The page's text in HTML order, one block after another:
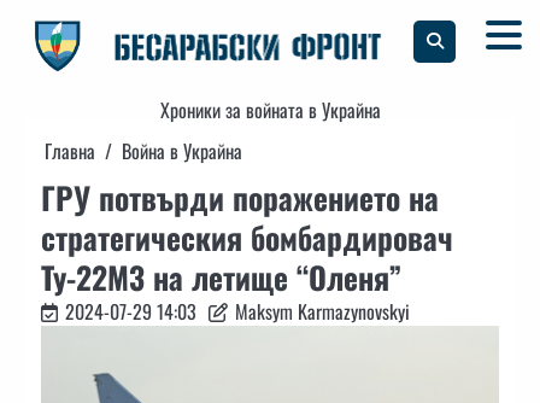
content
Хроники за войната в Украйна
Главна
Война в Украйна
ГРУ потвърди поражението на
стратегическия бомбардировач
Ту-22М3 на летище “Оленя”
2024-07-29 14:03 Maksym Karmazynovskyi